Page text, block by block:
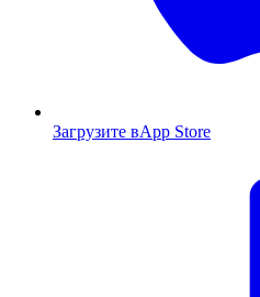
Загрузите вApp Store